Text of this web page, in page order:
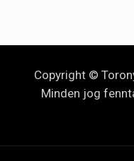
Copyright ©
Minden jog